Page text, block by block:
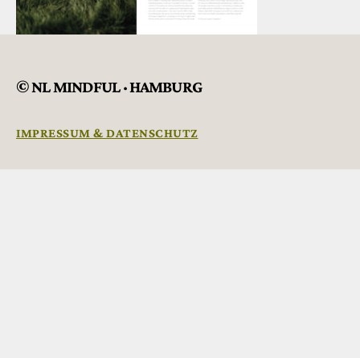
© NL MINDFUL · HAMBURG
IMPRESSUM & DATENSCHUTZ